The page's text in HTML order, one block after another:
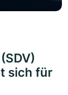
sich für